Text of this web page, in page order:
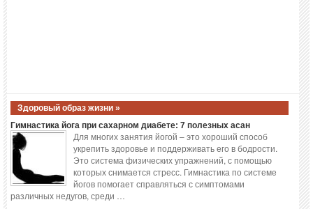
Здоровый образ жизни »
Гимнастика йога при сахарном диабете: 7 полезных асан
Для многих занятия йогой – это хороший способ
укрепить здоровье и поддерживать его в бодрости.
Это система физических упражнений, с помощью
которых снимается стресс. Гимнастика по системе
йогов помогает справляться с симптомами
различных недугов, среди …